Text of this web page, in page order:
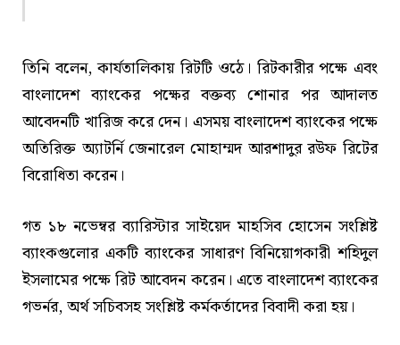
তিনি বলেন, কার্যতালিকায় রিটটি ওঠে। রিটকারীর পক্ষে এবং
বাংলাদেশ ব্যাংকের পক্ষের বক্তব্য শোনার পর আদালত
আবেদনটি খারিজ করে দেন। এসময় বাংলাদেশ ব্যাংকের পক্ষে
অতিরিক্ত অ্যাটর্নি জেনারেল মোহাম্মদ আরশাদুর রউফ রিটের
বিরোধিতা করেন।
গত ১৮ নভেম্বর ব্যারিস্টার সাইয়েদ মাহসিব হোসেন সংশ্লিষ্ট
ব্যাংকগুলোর একটি ব্যাংকের সাধারণ বিনিয়োগকারী শহিদুল
ইসলামের পক্ষে রিট আবেদন করেন। এতে বাংলাদেশ ব্যাংকের
গভর্নর, অর্থ সচিবসহ সংশ্লিষ্ট কর্মকর্তাদের বিবাদী করা হয়।